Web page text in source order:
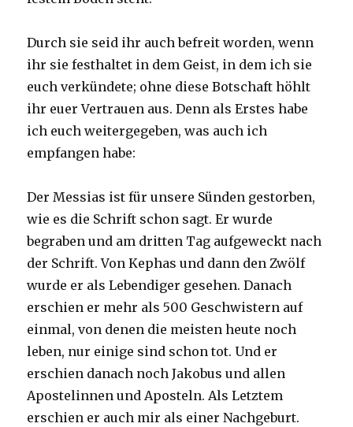
Durch sie seid ihr auch befreit worden, wenn
ihr sie festhaltet in dem Geist, in dem ich sie
euch verkündete; ohne diese Botschaft höhlt
ihr euer Vertrauen aus. Denn als Erstes habe
ich euch weitergegeben, was auch ich
empfangen habe:
Der Messias ist für unsere Sünden gestorben,
wie es die Schrift schon sagt. Er wurde
begraben und am dritten Tag aufgeweckt nach
der Schrift. Von Kephas und dann den Zwölf
wurde er als Lebendiger gesehen. Danach
erschien er mehr als 500 Geschwistern auf
einmal, von denen die meisten heute noch
leben, nur einige sind schon tot. Und er
erschien danach noch Jakobus und allen
Apostelinnen und Aposteln. Als Letztem
erschien er auch mir als einer Nachgeburt.